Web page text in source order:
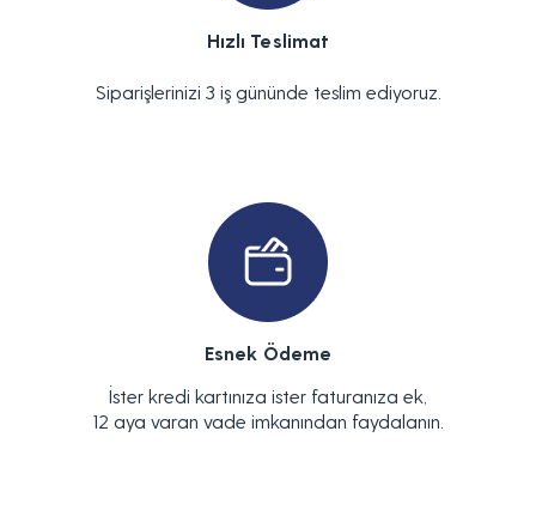
Hızlı Teslimat
Siparişlerinizi 3 iş gününde teslim ediyoruz.
Esnek Ödeme
İster kredi kartınıza ister faturanıza ek,
12 aya varan vade imkanından faydalanın.